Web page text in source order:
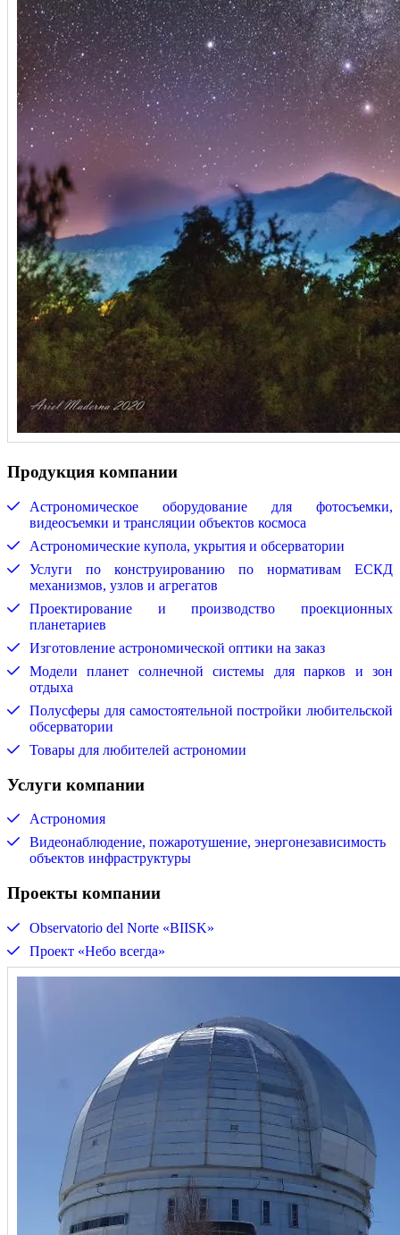
Продукция компании
Астрономическое оборудование для фотосъемки,
видеосъемки и трансляции объектов космоса
Астрономические купола, укрытия и обсерватории
Услуги по конструированию по нормативам ЕСКД
механизмов, узлов и агрегатов
Проектирование и производство проекционных
планетариев
Изготовление астрономической оптики на заказ
Модели планет солнечной системы для парков и зон
отдыха
Полусферы для самостоятельной постройки любительской
обсерватории
Товары для любителей астрономии
Услуги компании
Астрономия
Видеонаблюдение, пожаротушение, энергонезависимость
объектов инфраструктуры
Проекты компании
Observatorio del Norte «BIISK»
Проект «Небо всегда»